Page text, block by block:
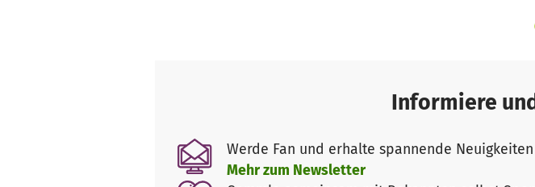
Das Projektangebot umfasst unter anderem Seminare
Mit Ihrer Spende unterstützen Sie die Tafel-Arbeit in
Mehr Infos zur Tafel-Akademie gibt es
Informiere
Werde Fan und erhalte spannende
Mehr zum Newsletter